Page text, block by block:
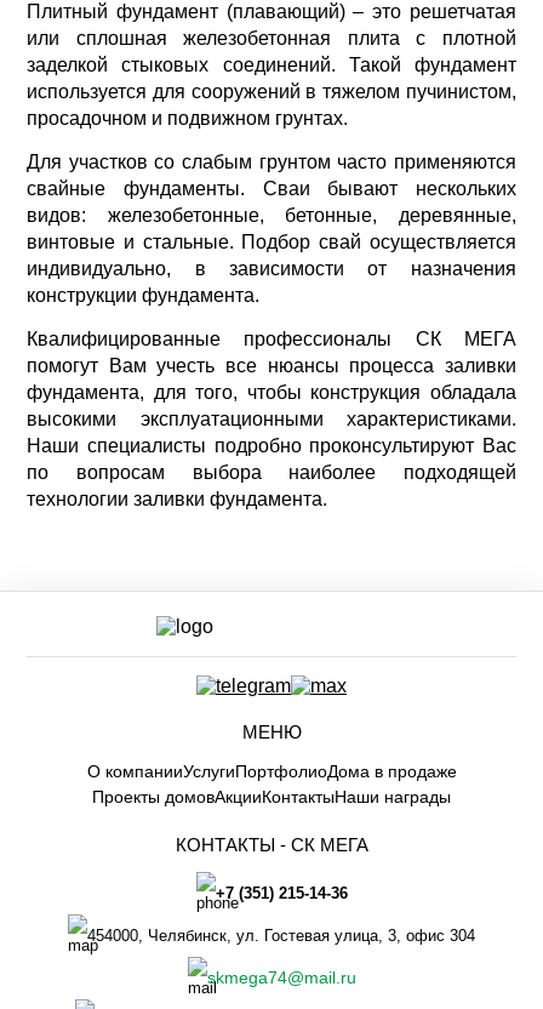
Плитный фундамент (плавающий) – это решетчатая
или сплошная железобетонная плита с плотной
заделкой стыковых соединений. Такой фундамент
используется для сооружений в тяжелом пучинистом,
просадочном и подвижном грунтах.
Для участков со слабым грунтом часто применяются
свайные фундаменты. Сваи бывают нескольких
видов: железобетонные, бетонные, деревянные,
винтовые и стальные. Подбор свай осуществляется
индивидуально, в зависимости от назначения
конструкции фундамента.
Квалифицированные профессионалы СК МЕГА
помогут Вам учесть все нюансы процесса заливки
фундамента, для того, чтобы конструкция обладала
высокими эксплуатационными характеристиками.
Наши специалисты подробно проконсультируют Вас
по вопросам выбора наиболее подходящей
технологии заливки фундамента.
МЕНЮ
О компанииУслугиПортфолиоДома в продаже
Проекты домовАкцииКонтактыНаши награды
КОНТАКТЫ - СК МЕГА
+7 (351) 215-14-36
454000, Челябинск, ул. Гостевая улица, 3, офис 304
skmega74@mail.ru